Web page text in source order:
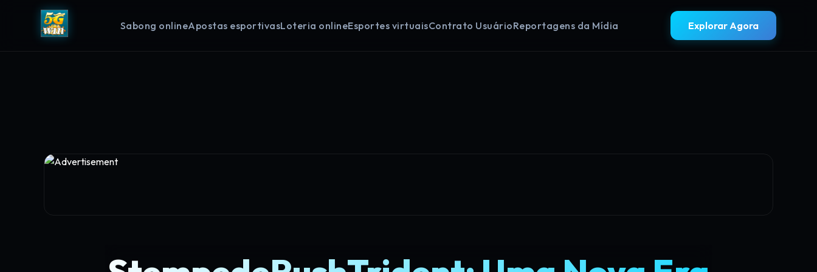
Sabong onlineApostas esportivasLoteria onlineEsportes virtuaisContrato UsuárioReportagens da Mídia Explorar Agora